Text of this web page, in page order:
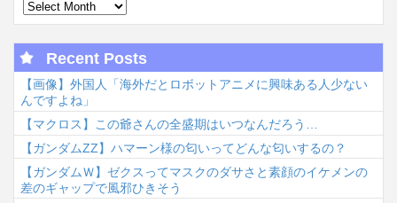
Recent Posts
【画像】外国人「海外だとロボットアニメに興味ある人少ない
んですよね」
【マクロス】この爺さんの全盛期はいつなんだろう…
【ガンダムΖΖ】ハマーン様の匂いってどんな匂いするの？
【ガンダムＷ】ゼクスってマスクのダサさと素顔のイケメンの
差のギャップで風邪ひきそう